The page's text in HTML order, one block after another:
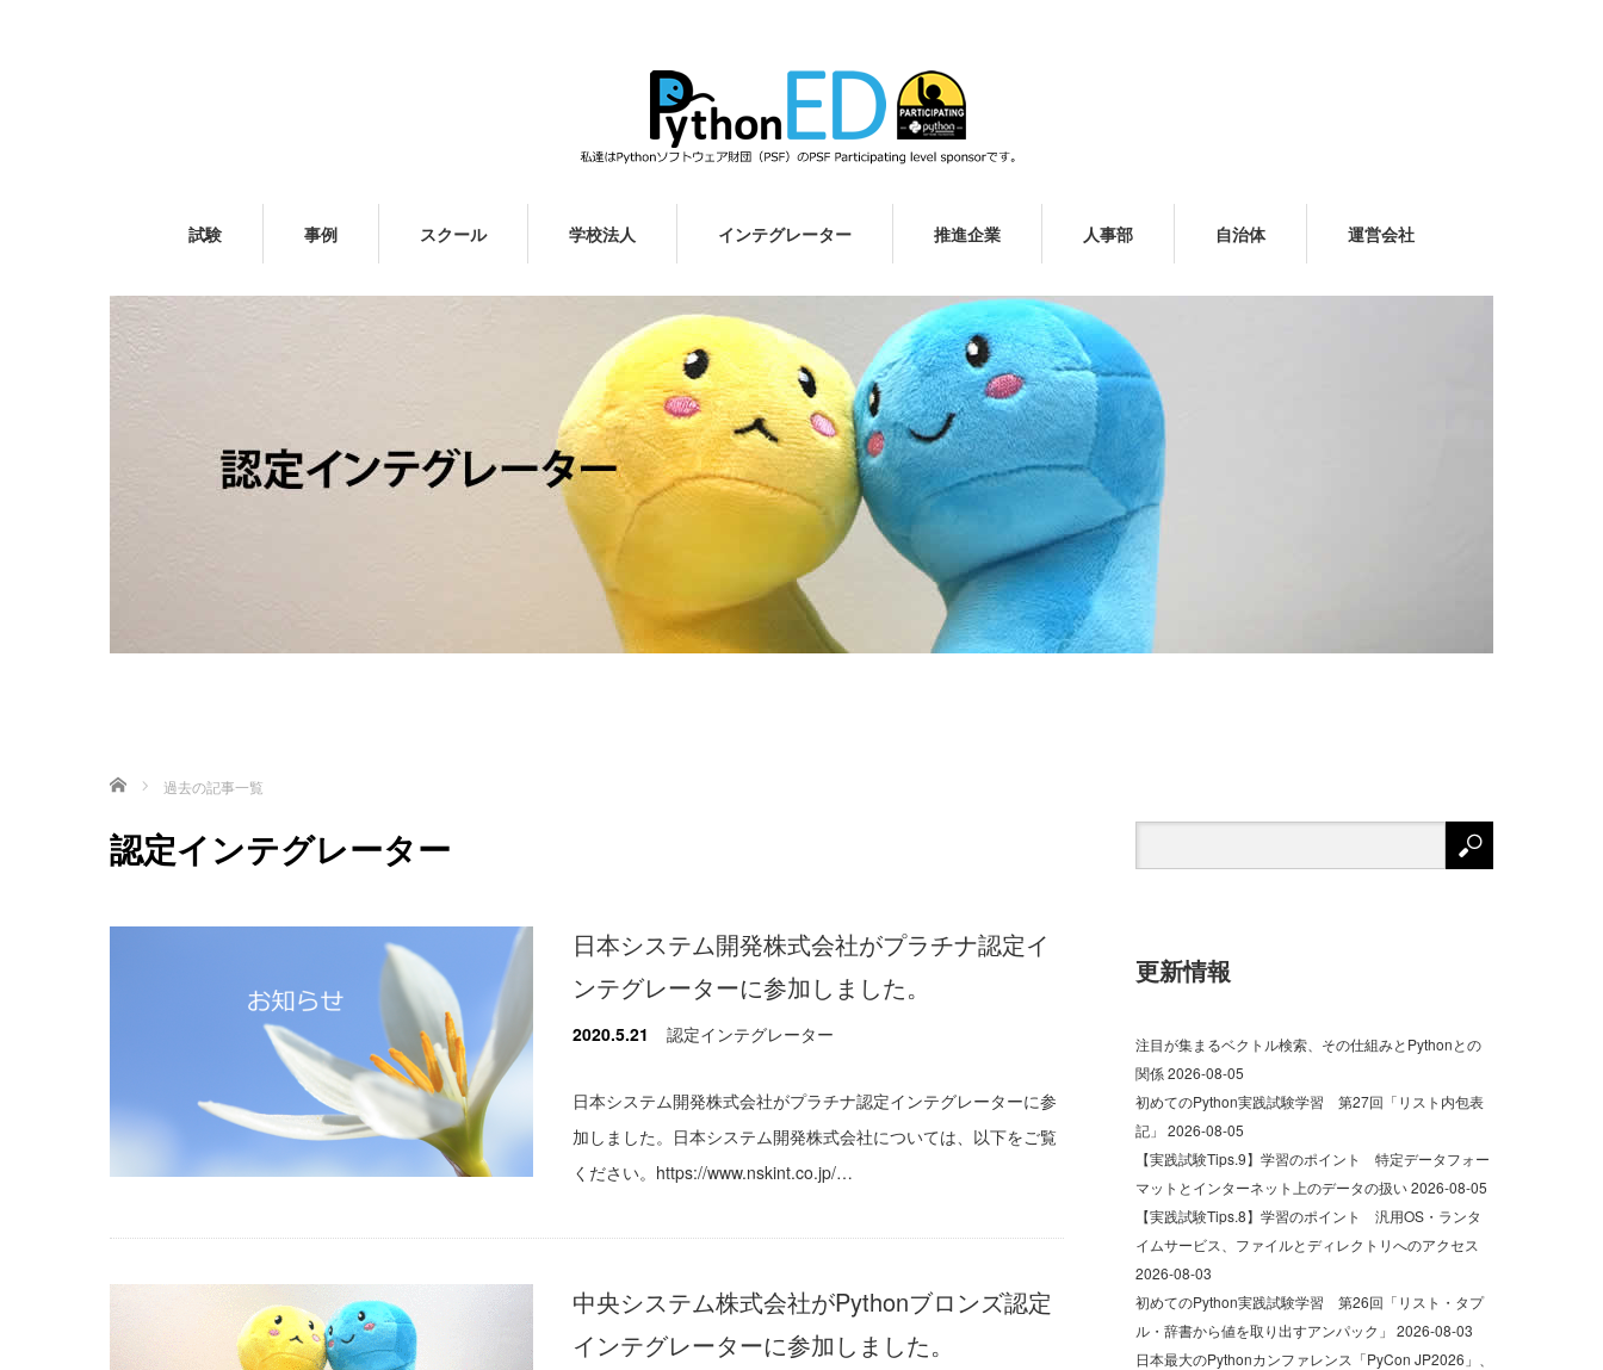
試験 事例 スクール 学校法人 インテグレーター 推進企業 人事部 自治体 運営会社
ホーム 過去の記事一覧
認定インテグレーター
日本システム開発株式会社がプラチナ認定イ
ンテグレーターに参加しました。
2020.5.21 認定インテグレーター
日本システム開発株式会社がプラチナ認定インテグレーターに参
加しました。日本システム開発株式会社については、以下をご覧
ください。https://www.nskint.co.jp/…
中央システム株式会社がPythonブロンズ認定
インテグレーターに参加しました。
更新情報
注目が集まるベクトル検索、その仕組みとPythonとの
関係2026-08-05
初めてのPython実践試験学習 第27回「リスト内包表
記」 2026-08-05
【実践試験Tips.9】学習のポイント 特定データフォー
マットとインターネット上のデータの扱い2026-08-05
【実践試験Tips.8】学習のポイント 汎用OS・ランタ
イムサービス、ファイルとディレクトリへのアクセス
2026-08-03
初めてのPython実践試験学習 第26回「リスト・タプ
ル・辞書から値を取り出すアンパック」 2026-08-03
日本最大のPythonカンファレンス「PyCon JP2026」、